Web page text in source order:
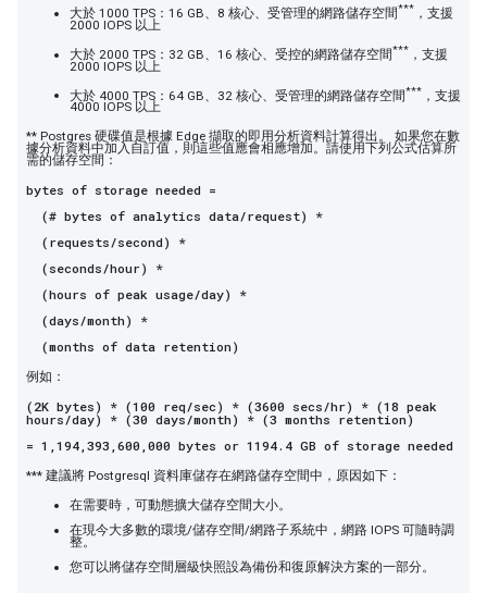
大於 1000 TPS：16 GB、8 核心、受管理的網路儲存空間*** ，支援
2000 IOPS 以上
大於 2000 TPS：32 GB、16 核心、受控的網路儲存空間*** ，支援
2000 IOPS 以上
大於 4000 TPS：64 GB、32 核心、受管理的網路儲存空間*** ，支援
4000 IOPS 以上
** Postgres 硬碟值是根據 Edge 擷取的即用分析資料計算得出。 如果您在數
據分析資料中加入自訂值，則這些值應會相應增加。請使用下列公式估算所
需的儲存空間：
bytes of storage needed =
(# bytes of analytics data/request) *
(requests/second) *
(seconds/hour) *
(hours of peak usage/day) *
(days/month) *
(months of data retention)
例如：
(2K bytes) * (100 req/sec) * (3600 secs/hr) * (18 peak
hours/day) * (30 days/month) * (3 months retention)
= 1,194,393,600,000 bytes or 1194.4 GB of storage needed
*** 建議將 Postgresql 資料庫儲存在網路儲存空間中，原因如下：
在需要時，可動態擴大儲存空間大小。
在現今大多數的環境/儲存空間/網路子系統中，網路 IOPS 可隨時調
整。
您可以將儲存空間層級快照設為備份和復原解決方案的一部分。